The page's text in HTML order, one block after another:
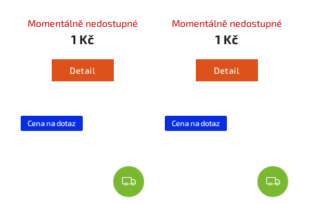
Momentálně nedostupné
1 Kč
Detail
Momentálně nedostupné
1 Kč
Detail
Cena na dotaz Cena na dotaz